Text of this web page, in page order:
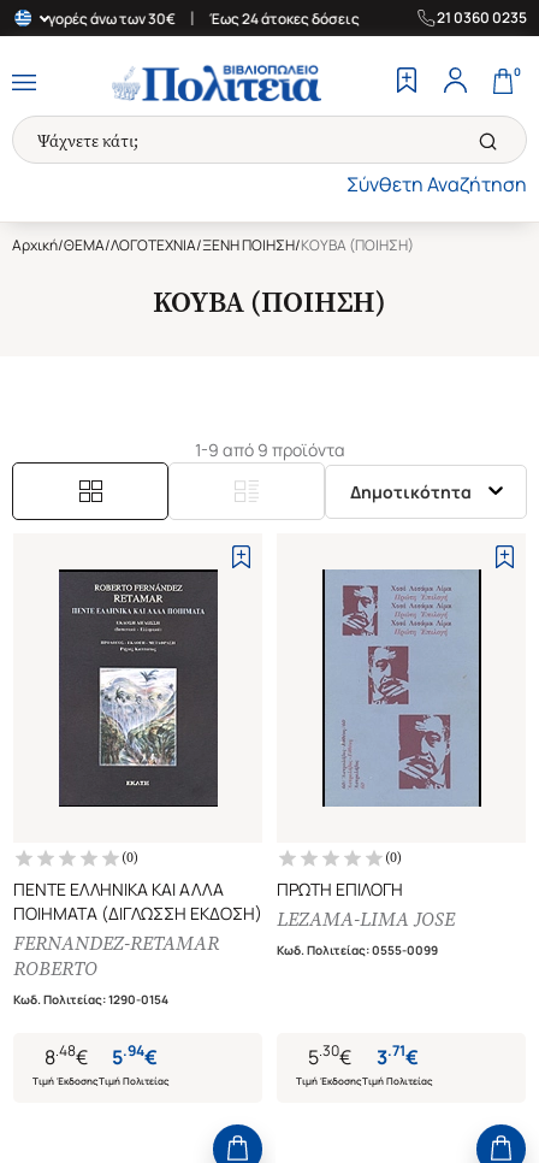
αγορές άνω των 30€ | Έως 24 άτοκες δόσεις Δωρεάν
21 0360 0235
Σύνθετη Αναζήτηση
0
Αρχική/ΘΕΜΑ/ΛΟΓΟΤΕΧΝΙΑ/ΞΕΝΗ ΠΟΙΗΣΗ/ΚΟΥΒΑ (ΠΟΙΗΣΗ)
ΚΟΥΒΑ (ΠΟΙΗΣΗ)
1-9 από 9 προϊόντα
Δημοτικότητα
(0)
ΠΕΝΤΕ ΕΛΛΗΝΙΚΑ ΚΑΙ ΑΛΛΑ
ΠΟΙΗΜΑΤΑ (ΔΙΓΛΩΣΣΗ ΕΚΔΟΣΗ)
FERNANDEZ-RETAMAR
ROBERTO
Κωδ. Πολιτείας:1290-0154
8.48€
Τιμή Έκδοσης
5.94€
Τιμή Πολιτείας
(0)
ΠΡΩΤΗ ΕΠΙΛΟΓΗ
LEZAMA-LIMA JOSE
Κωδ. Πολιτείας:0555-0099
5.30€
Τιμή Έκδοσης
3.71€
Τιμή Πολιτείας